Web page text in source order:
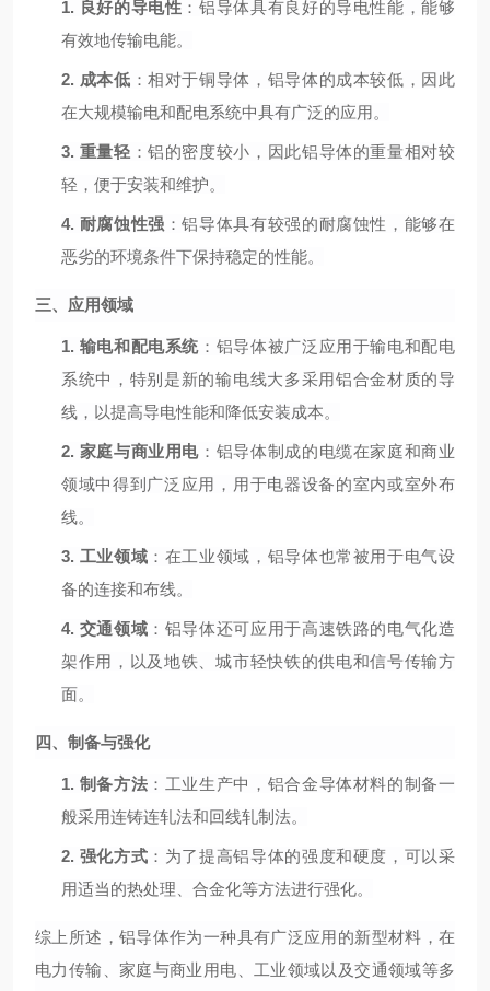
1. 良好的导电性 ：铝导体具有良好的导电性能，能够
有效地传输电能。
2. 成本低 ：相对于铜导体，铝导体的成本较低，因此
在大规模输电和配电系统中具有广泛的应用。
3. 重量轻 ：铝的密度较小，因此铝导体的重量相对较
轻，便于安装和维护。
4. 耐腐蚀性强 ：铝导体具有较强的耐腐蚀性，能够在
恶劣的环境条件下保持稳定的性能。
三、应用领域
1. 输电和配电系统 ：铝导体被广泛应用于输电和配电
系统中，特别是新的输电线大多采用铝合金材质的导
线，以提高导电性能和降低安装成本。
2. 家庭与商业用电 ：铝导体制成的电缆在家庭和商业
领域中得到广泛应用，用于电器设备的室内或室外布
线。
3. 工业领域 ：在工业领域，铝导体也常被用于电气设
备的连接和布线。
4. 交通领域 ：铝导体还可应用于高速铁路的电气化造
架作用，以及地铁、城市轻快铁的供电和信号传输方
面。
四、制备与强化
1. 制备方法 ：工业生产中，铝合金导体材料的制备一
般采用连铸连轧法和回线轧制法。
2. 强化方式 ：为了提高铝导体的强度和硬度，可以采
用适当的热处理、合金化等方法进行强化。
综上所述，铝导体作为一种具有广泛应用的新型材料，在
电力传输、家庭与商业用电、工业领域以及交通领域等多